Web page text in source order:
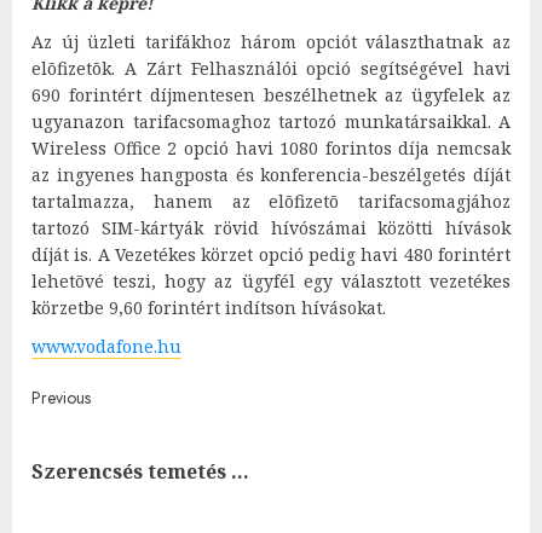
Az új üzleti tarifákhoz három opciót választhatnak az
elõfizetõk. A Zárt Felhasználói opció segítségével havi
690 forintért díjmentesen beszélhetnek az ügyfelek az
ugyanazon tarifacsomaghoz tartozó munkatársaikkal. A
Wireless Office 2 opció havi 1080 forintos díja nemcsak
az ingyenes hangposta és konferencia-beszélgetés díját
tartalmazza, hanem az elõfizetõ tarifacsomagjához
tartozó SIM-kártyák rövid hívószámai közötti hívások
díját is. A Vezetékes körzet opció pedig havi 480 forintért
lehetõvé teszi, hogy az ügyfél egy választott vezetékes
körzetbe 9,60 forintért indítson hívásokat.
www.vodafone.hu
Post
navigation
Previous
Szerencsés temetés …